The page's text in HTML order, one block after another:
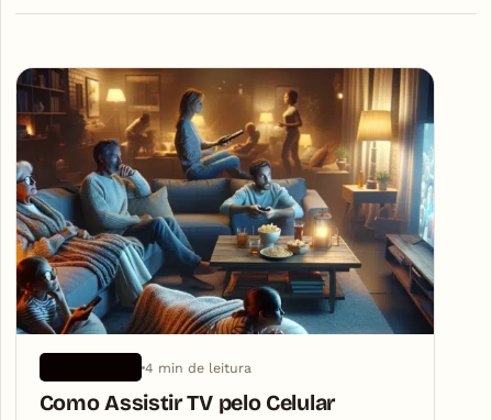
Articles
4 min de leitura
Como Assistir TV pelo Celular